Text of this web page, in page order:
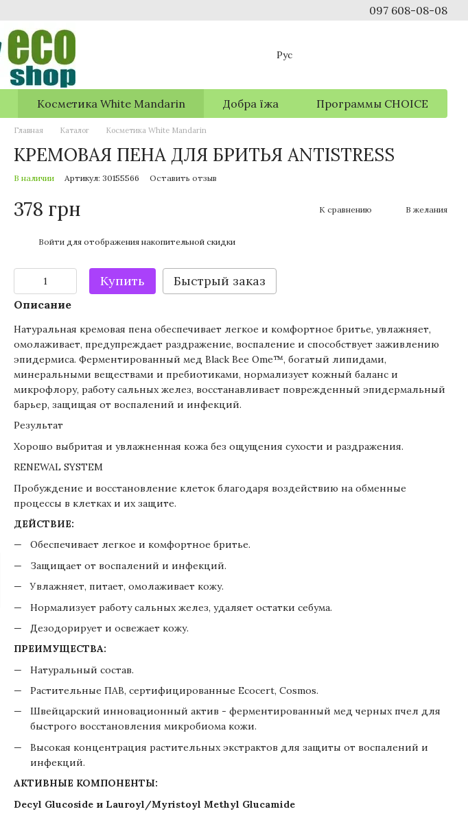
097 608-08-08
Рус
Косметика White Mandarin Добра їжа Программы CHOICE
Главная Каталог Косметика White Mandarin
КРЕМОВАЯ ПЕНА ДЛЯ БРИТЬЯ ANTISTRESS
В наличии Артикул: 30155566 Оставить отзыв
378 грн К сравнению В желания
Войти для отображения накопительной скидки
Купить Быстрый заказ
Описание
Натуральная кремовая пена обеспечивает легкое и комфортное бритье, увлажняет,
омолаживает, предупреждает раздражение, воспаление и способствует заживлению
эпидермиса. Ферментированный мед Black Bee Ome™, богатый липидами,
минеральными веществами и пребиотиками, нормализует кожный баланс и
микрофлору, работу сальных желез, восстанавливает поврежденный эпидермальный
барьер, защищая от воспалений и инфекций.
Результат
Хорошо выбритая и увлажненная кожа без ощущения сухости и раздражения.
RENEWAL SYSTEM
Пробуждение и восстановление клеток благодаря воздействию на обменные
процессы в клетках и их защите.
ДЕЙСТВИЕ:
Обеспечивает легкое и комфортное бритье.
Защищает от воспалений и инфекций.
Увлажняет, питает, омолаживает кожу.
Нормализует работу сальных желез, удаляет остатки себума.
Дезодорирует и освежает кожу.
ПРЕИМУЩЕСТВА:
Натуральный состав.
Растительные ПАВ, сертифицированные Ecocert, Cosmos.
Швейцарский инновационный актив - ферментированный мед черных пчел для
быстрого восстановления микробиома кожи.
Высокая концентрация растительных экстрактов для защиты от воспалений и
инфекций.
АКТИВНЫЕ КОМПОНЕНТЫ:
Decyl Glucoside и Lauroyl/Myristoyl Methyl Glucamide